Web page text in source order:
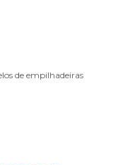
de empilhadeiras